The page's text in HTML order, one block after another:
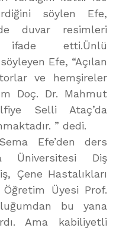
söylen Efe,
duvar resimleri
ifade etti.Ünlü
Efe, “Açılan
ve hemşireler
Doç. Dr. Mahmut
Selli Ataç’da
” dedi.
Efe’den ders
Üniversitesi Diş
Çene Hastalıkları
Üyesi Prof.
bu yana
Ama kabiliyetli